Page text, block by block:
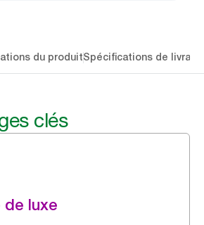
du produitSpécifications de
clés
de luxe